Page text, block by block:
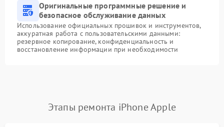
Оригинальные программные решение и
безопасное обслуживание данных
Использование официальных прошивок и инструментов,
аккуратная работа с пользовательскими данными:
резервное копирование, конфиденциальность и
восстановление информации при необходимости
Этапы ремонта iPhone Apple